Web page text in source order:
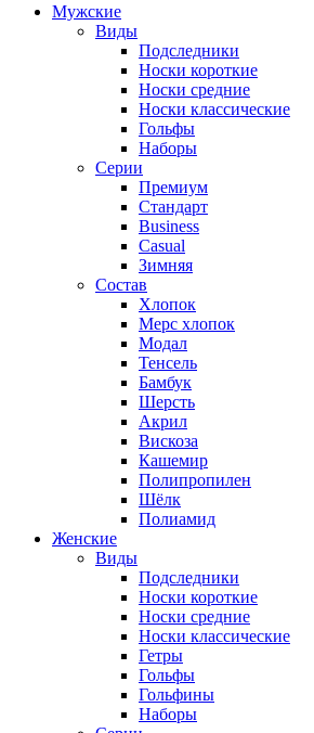
Мужские
Виды
Подследники
Носки короткие
Носки средние
Носки классические
Гольфы
Наборы
Серии
Премиум
Стандарт
Business
Casual
Зимняя
Состав
Хлопок
Мерс хлопок
Модал
Тенсель
Бамбук
Шерсть
Акрил
Вискоза
Кашемир
Полипропилен
Шёлк
Полиамид
Женские
Виды
Подследники
Носки короткие
Носки средние
Носки классические
Гетры
Гольфы
Гольфины
Наборы